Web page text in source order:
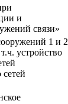
и
связи»
1 и 2
устройство
сетей